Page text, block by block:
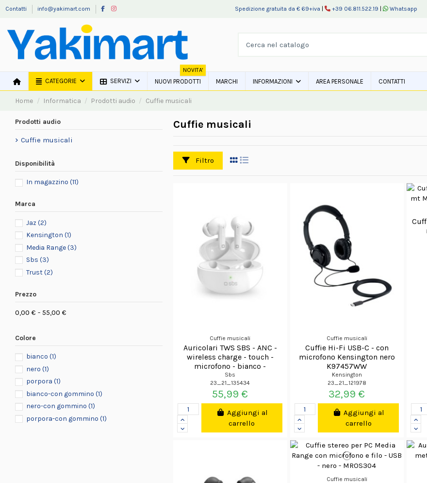
Contatti info@yakimart.com Spedizione gratuita da € 69+iva +39 06.811.522.19 Whatsapp
CATEGORIE SERVIZI NUOVI PRODOTTI
NOVITA'
MARCHI INFORMAZIONI AREA PERSONALE CONTATTI
Home Informatica Prodotti audio Cuffie musicali
Cuffie musicali
Filtro
Cuffie musicali
Auricolari TWS SBS - ANC -
wireless charge - touch -
microfono - bianco -
TEEARTWSNHUSHBTW
Sbs
23_21_135434
55,99 €
Aggiungi al
carrello
Cuffie musicali
Cuffie Hi-Fi USB-C - con
microfono Kensington nero
K97457WW
Kensington
23_21_121978
32,99 €
Aggiungi al
carrello
Cuffie musicali
Prodotti audio
Cuffie musicali
Disponibilità
In magazzino(11)
Marca
Jaz(2)
Kensington(1)
Media Range(3)
Sbs(3)
Trust(2)
Prezzo
0,00 € - 55,00 €
Colore
bianco(1)
nero(1)
porpora(1)
bianco-con gommino(1)
nero-con gommino(1)
porpora-con gommino(1)